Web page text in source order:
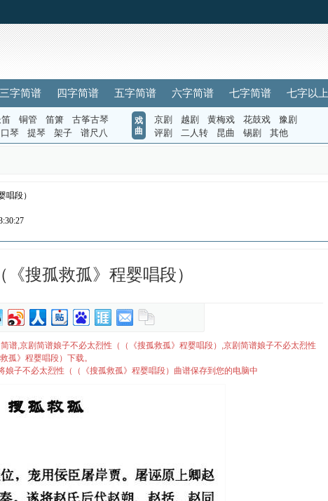
三字简谱 四字简谱 五字简谱 六字简谱 七字简谱 七字以上
铜管 笛箫
古筝古琴
口琴 提琴 架子 谱尺八
戏
曲
京剧 越剧 黄梅戏 花鼓戏
豫剧
评剧
二人转 昆曲 锡剧 其他
唱段）
搜孤救孤》程婴唱段）
谱,京剧简谱娘子不必太烈性（（《搜孤救孤》程婴唱段）,京剧简谱娘子不必太烈性
孤》程婴唱段）下载。
娘子不必太烈性（（《搜孤救孤》程婴唱段）曲谱保存到您的电脑中